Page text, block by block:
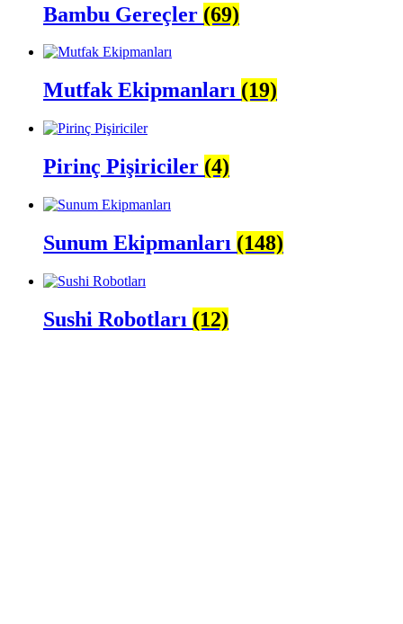
Bambu Gereçler (69)
Mutfak Ekipmanları (19)
Pirinç Pişiriciler (4)
Sunum Ekipmanları (148)
Sushi Robotları (12)